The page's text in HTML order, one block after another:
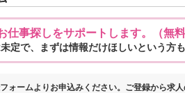
仕事探しをサポートします。（無
定で、まずは情報だけほしいという方
ォームよりお申込みください。ご登録から求